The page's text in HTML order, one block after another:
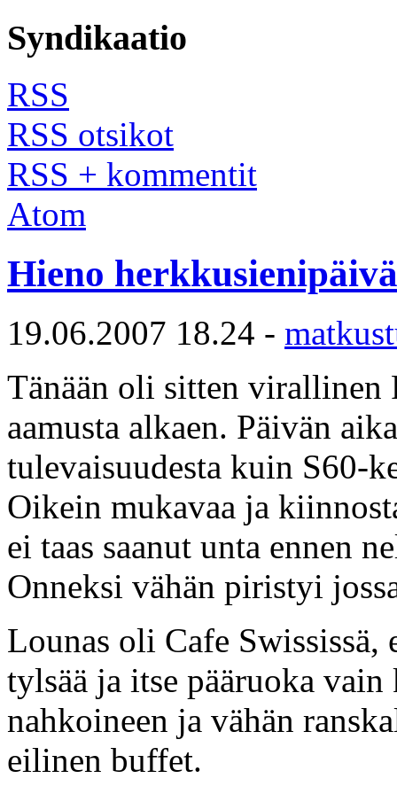
Syndikaatio
RSS
RSS otsikot
RSS + kommentit
Atom
Hieno herkkusienipäivä
19.06.2007 18.24 -
Tänään oli sitten
aamusta alkaen. Päivän
tulevaisuudesta kuin S60-
Oikein mukavaa ja
ei taas saanut unta ennen
Onneksi vähän piristyi
Lounas oli Cafe
tylsää ja itse pääruoka
nahkoineen ja vähän
eilinen buffet.